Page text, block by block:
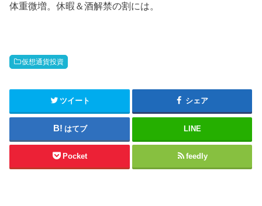
体重微増。休暇＆酒解禁の割には。
仮想通貨投資
ツイート シェア
はてブ LINE
Pocket feedly